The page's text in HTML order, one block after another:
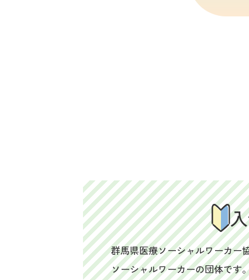
群馬県医療ソーシャルワーカー
ソーシャルワーカーの団体です